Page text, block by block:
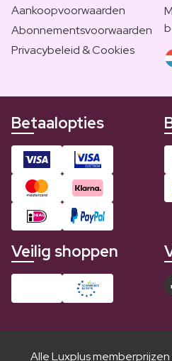
Aankoopvoorwaarden
Abonnementsvoorwaarden
Privacybeleid & Cookies
Betaalopties
Veilig shoppen
Alle Luxplus